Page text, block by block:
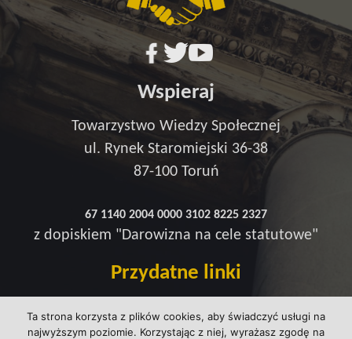
Ta strona korzysta z plików cookies, aby świadczyć usługi na
najwyższym poziomie. Korzystając z niej, wyrażasz zgodę na
Wspieraj
Towarzystwo Wiedzy Społecznej
ul. Rynek Staromiejski 36-38
87-100 Toruń
67 1140 2004 0000 3102 8225 2327
z dopiskiem "Darowizna na cele statutowe"
Przydatne linki
Strefa wsparcia